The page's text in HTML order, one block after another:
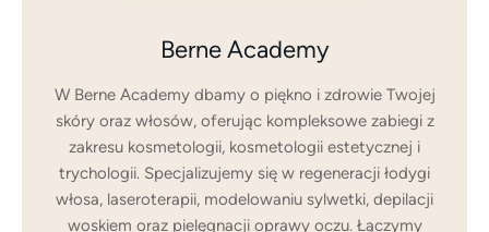
Berne Academy
W Berne Academy dbamy o piękno i zdrowie Twojej
skóry oraz włosów, oferując kompleksowe zabiegi z
zakresu kosmetologii, kosmetologii estetycznej i
trychologii. Specjalizujemy się w regeneracji łodygi
włosa, laseroterapii, modelowaniu sylwetki, depilacji
woskiem oraz pielęgnacji oprawy oczu. Łączymy